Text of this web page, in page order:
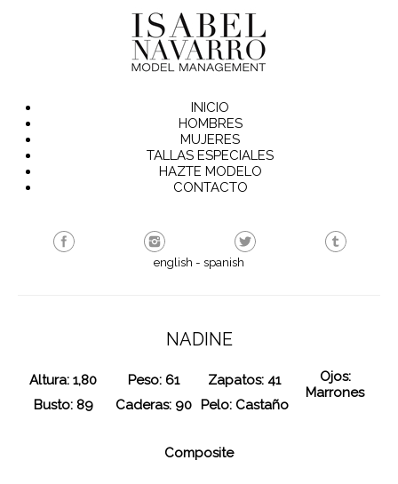
INICIO
HOMBRES
MUJERES
TALLAS ESPECIALES
HAZTE MODELO
CONTACTO
english - spanish
NADINE
Altura: 1,80
Busto: 89
Peso: 61
Caderas: 90
Zapatos: 41
Pelo: Castaño
Ojos:
Marrones
Composite